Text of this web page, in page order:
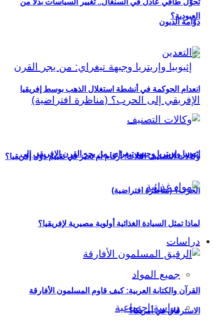
العبودية؟
إثيوبيا وإريتريا وجبهة تيغراي: من يجر القرن الإفريقي إلى
الحرب؟ (مناظرة افتراضية)
دراسات
جميع المواد
دراسة اجتماعية
تحوُّل طاقي عادل في السنغال.. تغيير السياسات بدلاً من
دوّامة الديون
انعدام الحوكمة في أنشطة استغلال الذهب بوسط إفريقيا
وكالات التصنيف الثلاث: أرقام أم تحيّز في تقييم دول إفريقيا؟
لماذا تمثل السيادة الغذائية أولوية مصيرية لإفريقيا؟
القرآن والكتابة العربية: كيف قاوم المسلمون الأفارقة
الاسترقاق في أمريكا؟